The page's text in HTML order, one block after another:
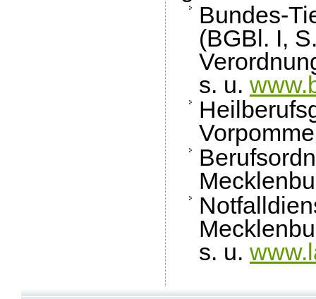
Bundes-
(BGBl. I,
s. u.
s. u.